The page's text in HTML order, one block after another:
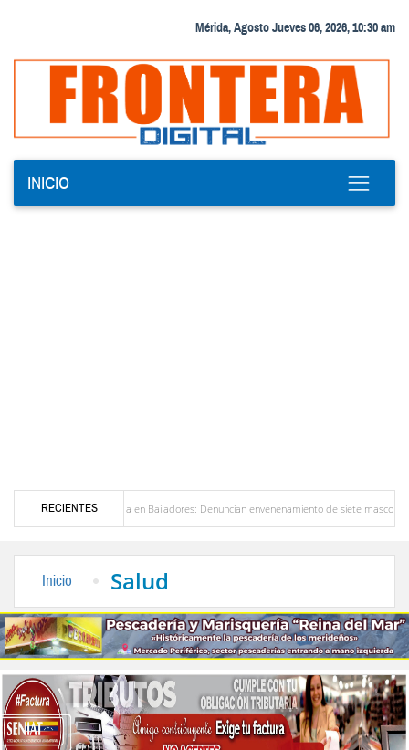
Mérida, Agosto Jueves 06, 2026, 10:30 am
INICIO
RECIENTES
Alerta en Bailadores: Denuncian envenenamiento de siete mascotas en El Rincón de La
Inicio Salud